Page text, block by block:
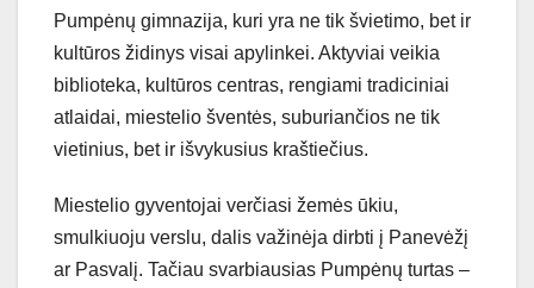
Pumpėnų gimnazija, kuri yra ne tik švietimo, bet ir
kultūros židinys visai apylinkei. Aktyviai veikia
biblioteka, kultūros centras, rengiami tradiciniai
atlaidai, miestelio šventės, suburiančios ne tik
vietinius, bet ir išvykusius kraštiečius.
Miestelio gyventojai verčiasi žemės ūkiu,
smulkiuoju verslu, dalis važinėja dirbti į Panevėžį
ar Pasvalį. Tačiau svarbiausias Pumpėnų turtas –